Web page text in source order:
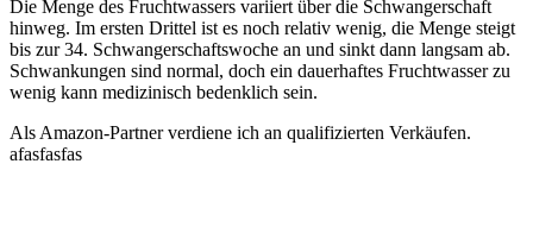
Die Menge des Fruchtwassers variiert über die Schwangerschaft
hinweg. Im ersten Drittel ist es noch relativ wenig, die Menge steigt
bis zur 34. Schwangerschaftswoche an und sinkt dann langsam ab.
Schwankungen sind normal, doch ein dauerhaftes Fruchtwasser zu
wenig kann medizinisch bedenklich sein.
Als Amazon-Partner verdiene ich an qualifizierten Verkäufen.
afasfasfas